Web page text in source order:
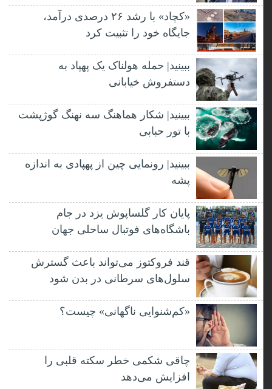
«کچاد» با رشد ۲۶ درصدی درآمد،
جایگاه خود را تثبیت کرد
ببینید| حمله هولناک یک پهپاد به
دستفروش خیابانی
ببینید| شکار هماهنگ سه نهنگ گوژپشت
با تور حبابی
ببینید| رونمایی چین از پهپادی به اندازه
پشه
پایان کار گلساپوش یزد در جام
باشگاه‌های فوتبال ساحلی جهان
قند فروکتوز می‌تواند باعث گسترش
سلول‌های سرطانی در بدن شود
«کم‌شنوایی ناگهانی» چیست؟
چاقی شکمی خطر سکته قلبی را
افزایش می‌دهد